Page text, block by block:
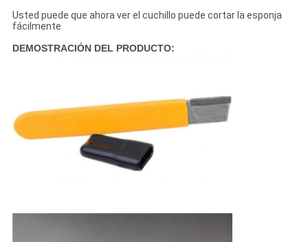
Usted puede que ahora ver el cuchillo puede cortar la esponja
fácilmente
DEMOSTRACIÓN DEL PRODUCTO: